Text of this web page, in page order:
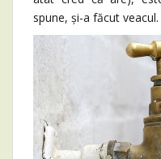
spune, și-a făcut veacul.